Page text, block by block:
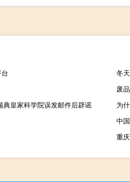
冬
废
皇家科学院误发邮件后辟谣
为
中
重